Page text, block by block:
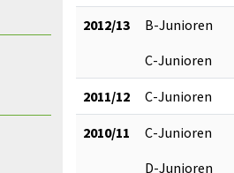
2012/13 B-Junioren
C-Junioren
2011/12 C-Junioren
2010/11 C-Junioren
D-Junioren